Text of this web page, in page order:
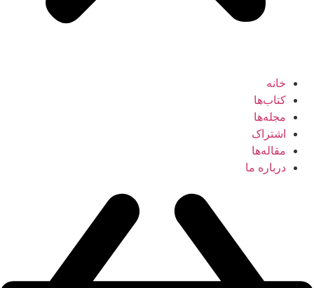
خانه
کتاب‌ها
مجله‌ها
اشتراک
مقاله‌ها
درباره ما